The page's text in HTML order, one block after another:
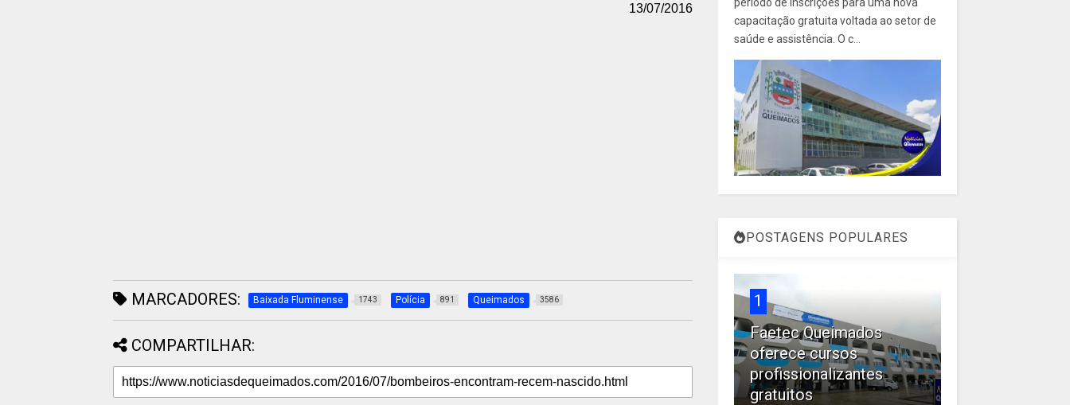
13/07/2016
MARCADORES: Baixada Fluminense 1743 Polícia 891 Queimados 3586
COMPARTILHAR:
capacitação gratuita voltada ao setor de
saúde e assistência. O c...
POSTAGENS POPULARES
1
Faetec Queimados
oferece cursos
profissionalizantes
gratuitos